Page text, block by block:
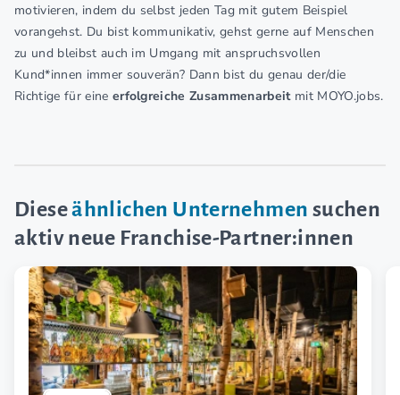
motivieren, indem du selbst jeden Tag mit gutem Beispiel
vorangehst. Du bist kommunikativ, gehst gerne auf Menschen
zu und bleibst auch im Umgang mit anspruchsvollen
Kund*innen immer souverän? Dann bist du genau der/die
Richtige für eine erfolgreiche Zusammenarbeit mit MOYO.jobs.
Dieseähnlichen Unternehmen suchen
aktiv neue Franchise-Partner:innen